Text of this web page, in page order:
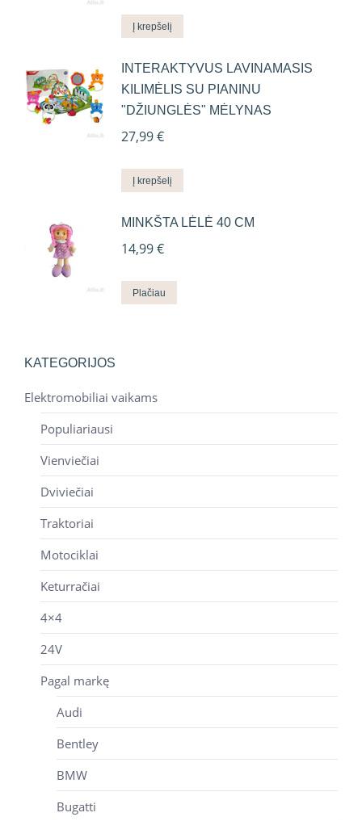
was:
Į krepšelį
INTERAKTYVUS LAVINAMASIS
KILIMĖLIS SU PIANINU
"DŽIUNGLĖS" MĖLYNAS
27,99€
Į krepšelį
MINKŠTA LĖLĖ 40 CM
14,99€
Plačiau
KATEGORIJOS
Elektromobiliai vaikams
Populiariausi
Vienviečiai
Dviviečiai
Traktoriai
Motociklai
Keturračiai
4×4
24V
Pagal markę
Audi
Bentley
BMW
Bugatti